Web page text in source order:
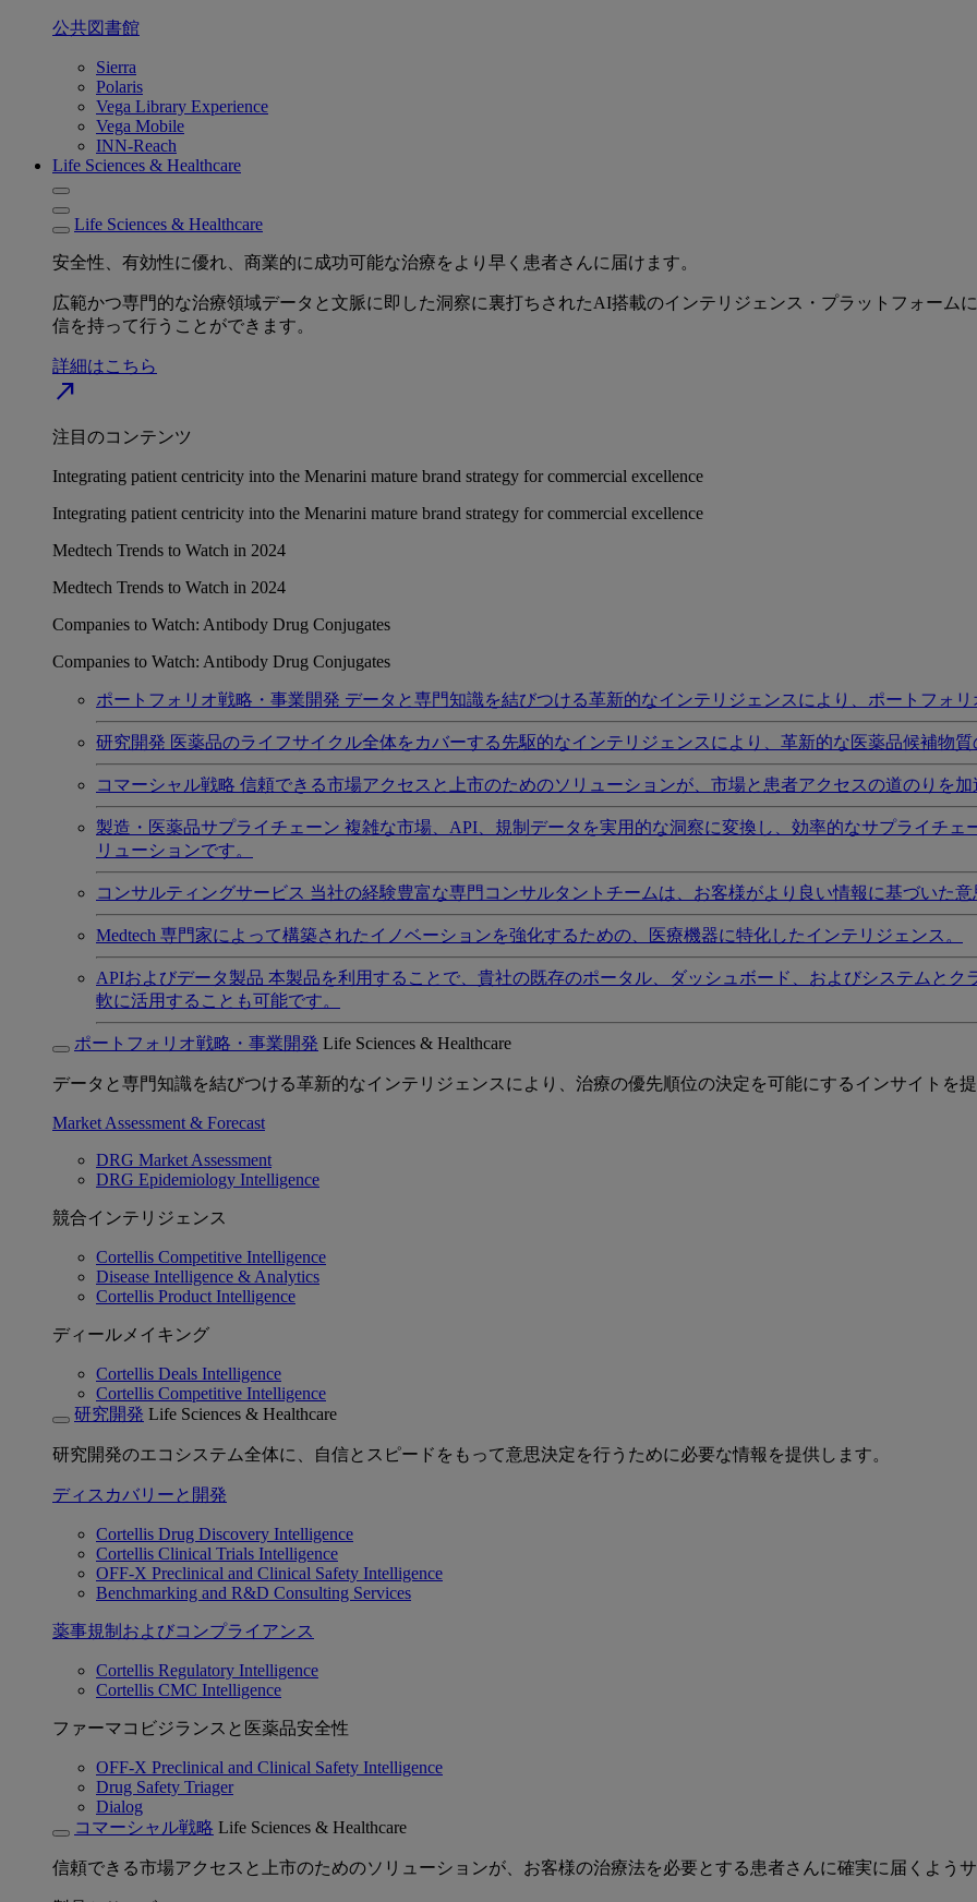
公共図書館
Sierra
Polaris
Vega Library Experience
Vega Mobile
INN-Reach
Life Sciences & Healthcare
Life Sciences & Healthcare
安全性、有効性に優れ、商業的に成功可能な治療をより早く患者さんに届けます。
広範かつ専門的な治療領域データと文脈に即した洞察に裏打ちされたAI搭載のインテリジェンス・プラットフォーム
信を持って行うことができます。
詳細はこちら
north_east
注目のコンテンツ
Integrating patient centricity into the Menarini mature brand strategy for commercial excellence
Integrating patient centricity into the Menarini mature brand strategy for commercial excellence
Medtech Trends to Watch in 2024
Medtech Trends to Watch in 2024
Companies to Watch: Antibody Drug Conjugates
Companies to Watch: Antibody Drug Conjugates
ポートフォリオ戦略・事業開発 データと専門知識を結びつける革新的なインテリジェンスにより、ポートフォリ
研究開発 医薬品のライフサイクル全体をカバーする先駆的なインテリジェンスにより、革新的な医薬品候補物
コマーシャル戦略 信頼できる市場アクセスと上市のためのソリューションが、市場と患者アクセスの道のりを加
製造・医薬品サプライチェーン 複雑な市場、API、規制データを実用的な洞察に変換し、効率的なサプライチ
リューションです。
コンサルティングサービス 当社の経験豊富な専門コンサルタントチームは、お客様がより良い情報に基づいた意
Medtech 専門家によって構築されたイノベーションを強化するための、医療機器に特化したインテリジェンス。
APIおよびデータ製品 本製品を利用することで、貴社の既存のポータル、ダッシュボード、およびシステムと
軟に活用することも可能です。
ポートフォリオ戦略・事業開発 Life Sciences & Healthcare
データと専門知識を結びつける革新的なインテリジェンスにより、治療の優先順位の決定を可能にするインサイトを提
Market Assessment & Forecast
DRG Market Assessment
DRG Epidemiology Intelligence
競合インテリジェンス
Cortellis Competitive Intelligence
Disease Intelligence & Analytics
Cortellis Product Intelligence
ディールメイキング
Cortellis Deals Intelligence
Cortellis Competitive Intelligence
研究開発 Life Sciences & Healthcare
研究開発のエコシステム全体に、自信とスピードをもって意思決定を行うために必要な情報を提供します。
ディスカバリーと開発
Cortellis Drug Discovery Intelligence
Cortellis Clinical Trials Intelligence
OFF-X Preclinical and Clinical Safety Intelligence
Benchmarking and R&D Consulting Services
薬事規制およびコンプライアンス
Cortellis Regulatory Intelligence
Cortellis CMC Intelligence
ファーマコビジランスと医薬品安全性
OFF-X Preclinical and Clinical Safety Intelligence
Drug Safety Triager
Dialog
コマーシャル戦略 Life Sciences & Healthcare
信頼できる市場アクセスと上市のためのソリューションが、お客様の治療法を必要とする患者さんに確実に届くようサ